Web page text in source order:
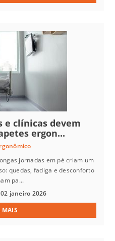
e clínicas devem
ergon...
jornadas em pé criam um
quedas, fadiga e desconforto
pa...
janeiro 2026
MAIS